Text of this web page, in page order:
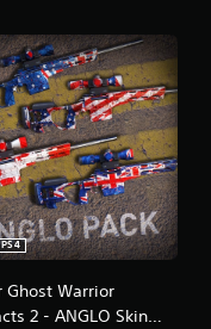
Ghost Warrior
2 - ANGLO Skin
PS4